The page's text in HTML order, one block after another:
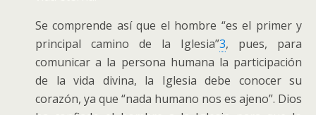
Se comprende así que el hombre “es el primer y
principal camino de la Iglesia”3, pues, para
comunicar a la persona humana la participación
de la vida divina, la Iglesia debe conocer su
corazón, ya que “nada humano nos es ajeno”. Dios